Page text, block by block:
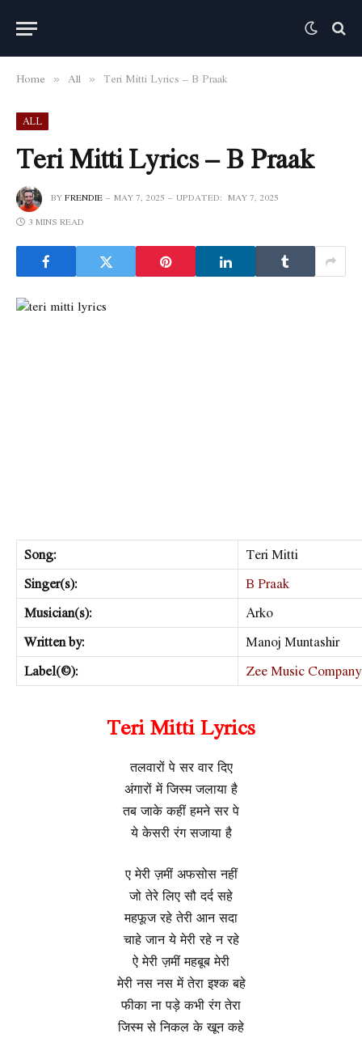
Home » All » Teri Mitti Lyrics – B Praak
ALL
Teri Mitti Lyrics – B Praak
BYFRENDIE MAY 7, 2025 UPDATED: MAY 7, 2025
3 MINS READ
Song:
Teri Mitti
Singer(s):
B Praak
Musician(s):
Arko
Written by:
Manoj Muntashir
Label(©):
Zee Music Company
Teri Mitti Lyrics
तलवारों पे सर वार दिए
अंगारों में जिस्म जलाया है
तब जाके कहीं हमने सर पे
ये केसरी रंग सजाया है
ए मेरी ज़मीं अफसोस नहीं
जो तेरे लिए सौ दर्द सहे
महफूज रहे तेरी आन सदा
चाहे जान ये मेरी रहे न रहे
ऐ मेरी ज़मीं महबूब मेरी
मेरी नस नस में तेरा इश्क बहे
फीका ना पड़े कभी रंग तेरा
जिस्म से निकल के खून कहे